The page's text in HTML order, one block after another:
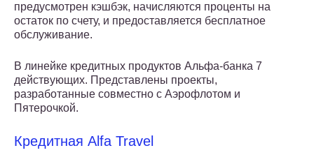
предусмотрен кэшбэк, начисляются проценты на
остаток по счету, и предоставляется бесплатное
обслуживание.
В линейке кредитных продуктов Альфа-банка 7
действующих. Представлены проекты,
разработанные совместно с Аэрофлотом и
Пятерочкой.
Кредитная Alfa Travel